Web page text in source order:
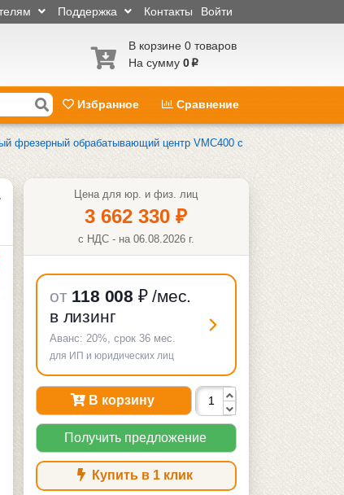
Войти
Контакты
Поддержка
В корзине 0 товаров
На сумму 0 p
Избранное Сравнение
фрезерный обрабатывающий центр VMC400 с
Цена для юр. и физ. лиц
3 662 330₽
с НДС - на 06.08.2026 г.
от 118 008 ₽/мес.
в лизинг
Аванс: 20%, срок 36 мес.
для ИП и юридических лиц
В корзину
Получить предложение
Купить в 1 клик